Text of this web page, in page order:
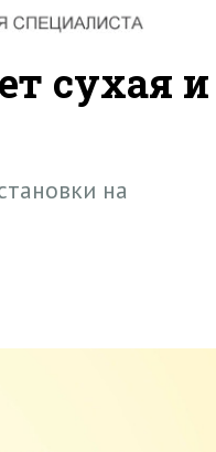
сухая и
на